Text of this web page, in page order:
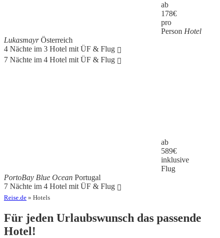
ab
178€
pro
Person Hotel
LukasmayrÖsterreich
4 Nächte im 3 Hotel mit ÜF & Flug
7 Nächte im 4 Hotel mit ÜF & Flug
ab
589€
inklusive
Flug
PortoBay Blue Ocean Portugal
7 Nächte im 4 Hotel mit ÜF & Flug
Reise.de » Hotels
Für jeden Urlaubswunsch das passende
Hotel!